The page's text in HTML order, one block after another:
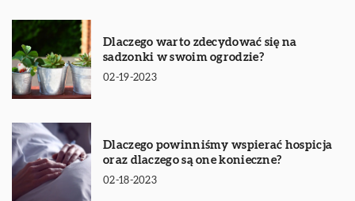
Dlaczego warto zdecydować się na
sadzonki w swoim ogrodzie?
02-19-2023
Dlaczego powinniśmy wspierać hospicja
oraz dlaczego są one konieczne?
02-18-2023